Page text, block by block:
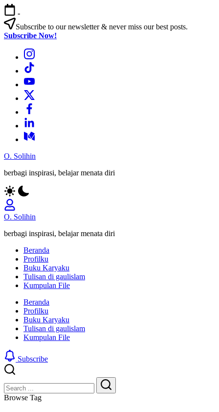
Skip
to
content
-
Subscribe to our newsletter & never miss our best posts.
Subscribe Now!
Bagian
Menu
Bagian
Menu
Bagian
Bagian
Menu
Bagian
Menu
Bagian
Menu
Bagian
Menu
O. Solihin
berbagi inspirasi, belajar menata diri
O. Solihin
berbagi inspirasi, belajar menata diri
Beranda
Profilku
Buku Karyaku
Tulisan di gaulislam
Kumpulan File
Beranda
Profilku
Buku Karyaku
Tulisan di gaulislam
Kumpulan File
Subscribe
Search
Search
Browse Tag